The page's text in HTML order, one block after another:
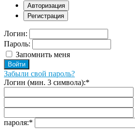
Авторизация
Регистрация
Логин:
Пароль:
Запомнить меня
Забыли свой пароль?
Логин (мин. 3 символа):*
пароля:*